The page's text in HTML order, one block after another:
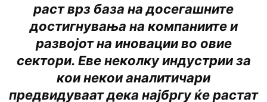
раст врз база на досегашните
достигнувања на компаниите и
развојот на иновации во овие
сектори. Еве неколку индустрии за
кои некои аналитичари
предвидуваат дека најбргу ќе растат